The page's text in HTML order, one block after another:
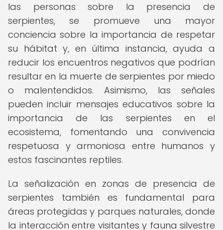
las personas sobre la presencia de
serpientes, se promueve una mayor
conciencia sobre la importancia de respetar
su hábitat y, en última instancia, ayuda a
reducir los encuentros negativos que podrían
resultar en la muerte de serpientes por miedo
o malentendidos. Asimismo, las señales
pueden incluir mensajes educativos sobre la
importancia de las serpientes en el
ecosistema, fomentando una convivencia
respetuosa y armoniosa entre humanos y
estos fascinantes reptiles.
La señalización en zonas de presencia de
serpientes también es fundamental para
áreas protegidas y parques naturales, donde
la interacción entre visitantes y fauna silvestre